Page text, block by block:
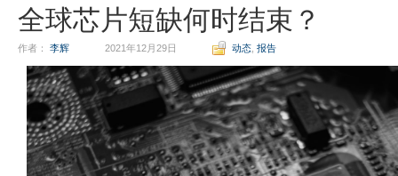
全球芯片短缺何时结束？
作者： 李辉 2021年12月29日 动态 报告